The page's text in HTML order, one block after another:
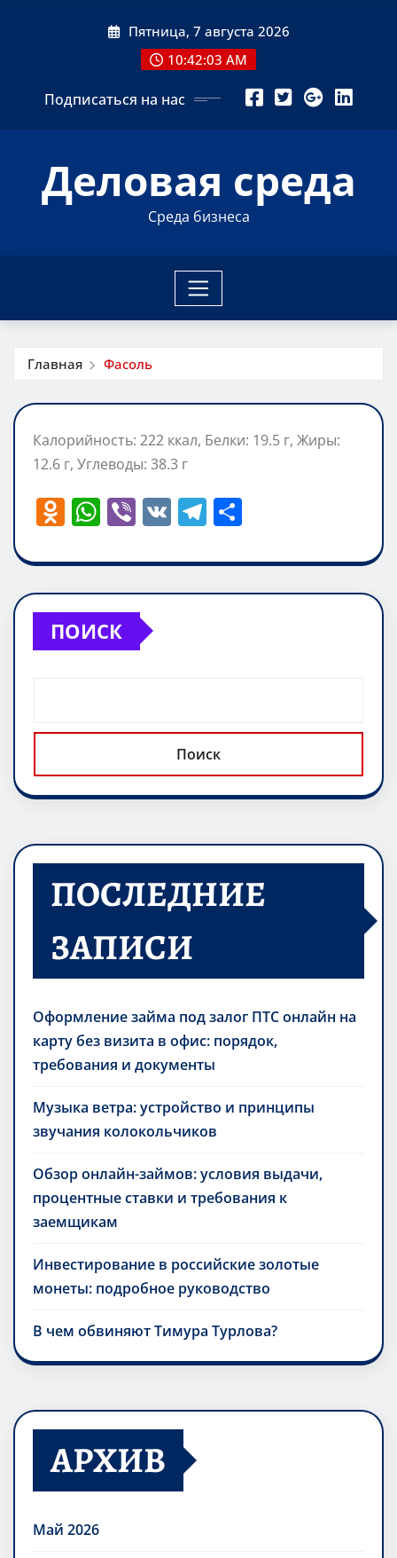
Пятница, 7 августа 2026
10:42:04 AM
Подписаться на нас
Деловая среда
Среда бизнеса
Главная Фасоль
Калорийность: 222 ккал, Белки: 19.5 г, Жиры:
12.6 г, Углеводы: 38.3 г
O
n
o
kl
a
ki
W
at
s
A
p
Vi
er
V T
e
gr
п
р
ь
ПОИСК
Поиск
ПОСЛЕДНИЕ
ЗАПИСИ
Оформление займа под залог ПТС онлайн на
карту без визита в офис: порядок,
требования и документы
Музыка ветра: устройство и принципы
звучания колокольчиков
Обзор онлайн-займов: условия выдачи,
процентные ставки и требования к
заемщикам
Инвестирование в российские золотые
монеты: подробное руководство
В чем обвиняют Тимура Турлова?
АРХИВ
Май 2026